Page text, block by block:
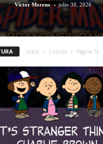
Víctor Moreno - julio 30, 2026
Inicio Cultura Página 76